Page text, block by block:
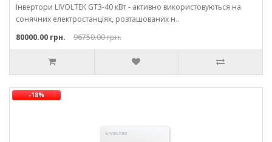
Інвертори LIVOLTEK GT3-40 кВт - активно використовуються на
сонячних електростанціях, розташованих н..
80000.00 грн. 96750.00 грн.
-18%